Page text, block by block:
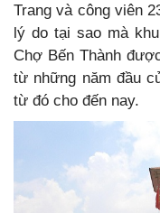
Trang và công viên
lý do tại sao mà
Chợ Bến Thành
từ những năm đầu
từ đó cho đến nay.